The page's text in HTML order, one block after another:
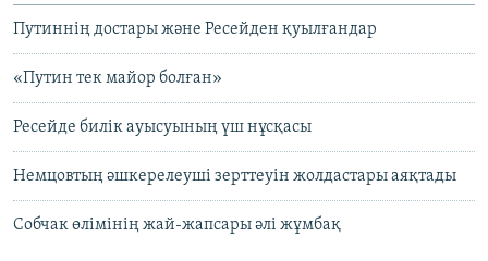
Путиннің достары және Ресейден қуылғандар
«Путин тек майор болған»
Ресейде билік ауысуының үш нұсқасы
Немцовтың әшкерелеуші зерттеуін жолдастары аяқтады
Собчак өлімінің жай-жапсары әлі жұмбақ